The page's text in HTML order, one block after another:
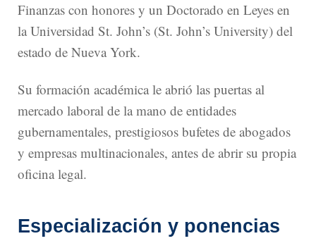
Finanzas con honores y un Doctorado en Leyes en
la Universidad St. John’s (St. John’s University) del
estado de Nueva York.
Su formación académica le abrió las puertas al
mercado laboral de la mano de entidades
gubernamentales, prestigiosos bufetes de abogados
y empresas multinacionales, antes de abrir su propia
oficina legal.
Especialización y ponencias